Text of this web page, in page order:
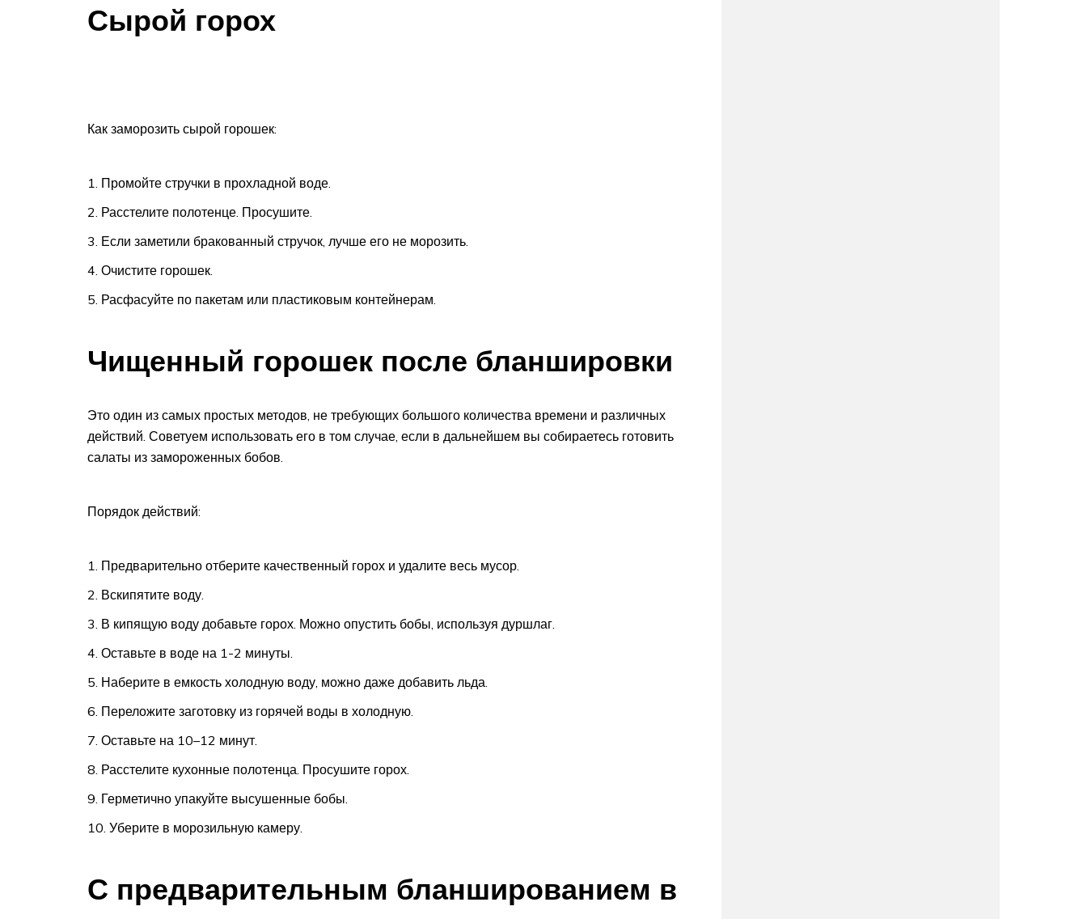
Сырой горох
Как заморозить сырой горошек:
Промойте стручки в прохладной воде.
Расстелите полотенце. Просушите.
Если заметили бракованный стручок, лучше его не морозить.
Очистите горошек.
Расфасуйте по пакетам или пластиковым контейнерам.
Чищенный горошек после бланшировки
Это один из самых простых методов, не требующих большого количества времени и различных
действий. Советуем использовать его в том случае, если в дальнейшем вы собираетесь готовить
салаты из замороженных бобов.
Порядок действий:
Предварительно отберите качественный горох и удалите весь мусор.
Вскипятите воду.
В кипящую воду добавьте горох. Можно опустить бобы, используя дуршлаг.
Оставьте в воде на 1-2 минуты.
Наберите в емкость холодную воду, можно даже добавить льда.
Переложите заготовку из горячей воды в холодную.
Оставьте на 10–12 минут.
Расстелите кухонные полотенца. Просушите горох.
Герметично упакуйте высушенные бобы.
Уберите в морозильную камеру.
С предварительным бланшированием в